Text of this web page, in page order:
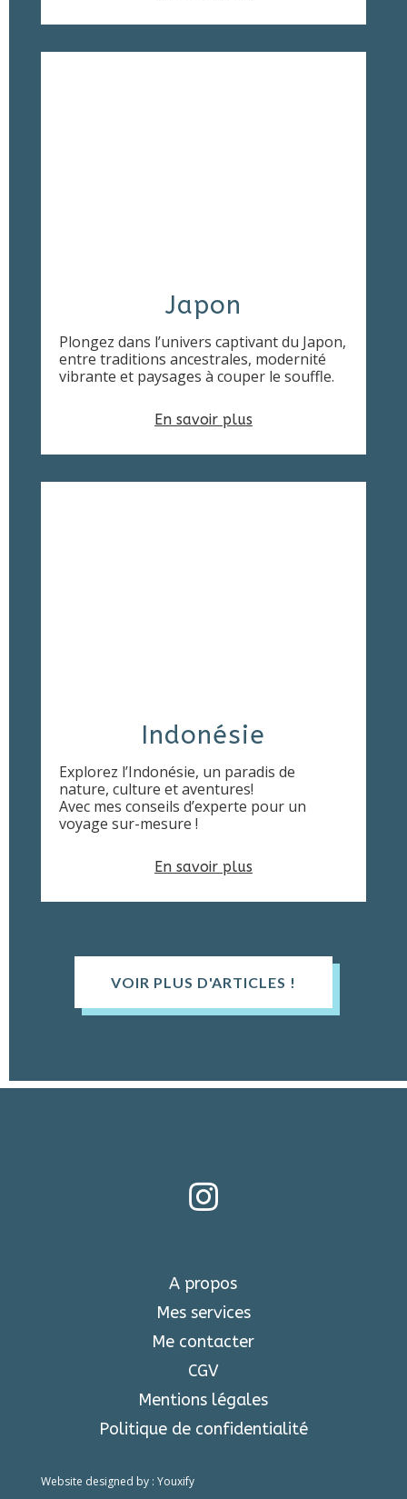
Japon
Plongez dans l’univers captivant du Japon,
entre traditions ancestrales, modernité
vibrante et paysages à couper le souffle.
En savoir plus
Indonésie
Explorez l’Indonésie, un paradis de
nature, culture et aventures!
Avec mes conseils d’experte pour un
voyage sur-mesure !
En savoir plus
VOIR PLUS D'ARTICLES !

A propos
Mes services
Me contacter
CGV
Mentions légales
Politique de confidentialité
Website designed by : Youxify